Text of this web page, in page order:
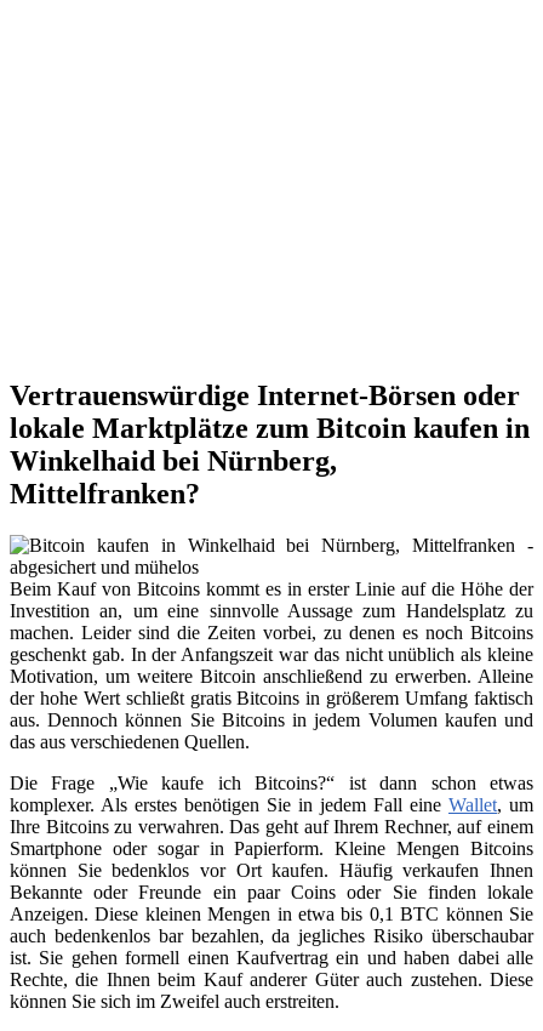
Vertrauenswürdige Internet-Börsen oder
lokale Marktplätze zum Bitcoin kaufen in
Winkelhaid bei Nürnberg,
Mittelfranken?
Beim Kauf von Bitcoins kommt es in erster Linie auf die Höhe der
Investition an, um eine sinnvolle Aussage zum Handelsplatz zu
machen. Leider sind die Zeiten vorbei, zu denen es noch Bitcoins
geschenkt gab. In der Anfangszeit war das nicht unüblich als kleine
Motivation, um weitere Bitcoin anschließend zu erwerben. Alleine
der hohe Wert schließt gratis Bitcoins in größerem Umfang faktisch
aus. Dennoch können Sie Bitcoins in jedem Volumen kaufen und
das aus verschiedenen Quellen.
Die Frage „Wie kaufe ich Bitcoins?“ ist dann schon etwas
komplexer. Als erstes benötigen Sie in jedem Fall eine Wallet, um
Ihre Bitcoins zu verwahren. Das geht auf Ihrem Rechner, auf einem
Smartphone oder sogar in Papierform. Kleine Mengen Bitcoins
können Sie bedenklos vor Ort kaufen. Häufig verkaufen Ihnen
Bekannte oder Freunde ein paar Coins oder Sie finden lokale
Anzeigen. Diese kleinen Mengen in etwa bis 0,1 BTC können Sie
auch bedenkenlos bar bezahlen, da jegliches Risiko überschaubar
ist. Sie gehen formell einen Kaufvertrag ein und haben dabei alle
Rechte, die Ihnen beim Kauf anderer Güter auch zustehen. Diese
können Sie sich im Zweifel auch erstreiten.